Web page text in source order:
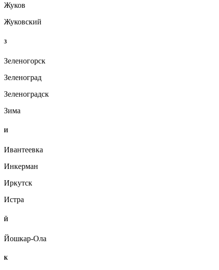
Жуков
Жуковский
З
Зеленогорск
Зеленоград
Зеленоградск
Зима
И
Ивантеевка
Инкерман
Иркутск
Истра
Й
Йошкар-Ола
К